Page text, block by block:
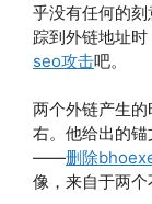
乎没有任何的
踪到外链地址
seo攻击吧。
两个外链产生
右。他给出的
——删除
像，来自于两个